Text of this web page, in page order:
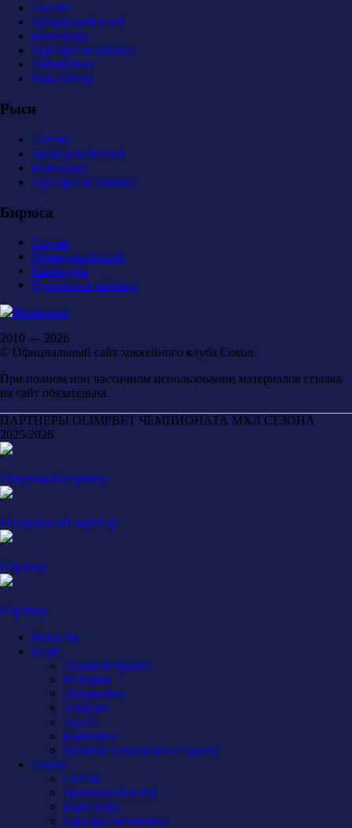
Состав
Тренерский штаб
Календарь
Турнирная таблица
Атрибутика
Фан-сектор
Рыси
Состав
Тренерский штаб
Календарь
Турнирная таблица
Бирюса
Состав
Тренерский штаб
Календарь
Турнирная таблица
2010 — 2026
© Официальный сайт хоккейного клуба Сокол
При полном или частичном использовании материалов ссылка
на сайт обязательна.
ПАРТНЕРЫ OLIMPBET ЧЕМПИОНАТА МХЛ СЕЗОНА
2025/2026
Титульный партнер
Генеральный партнер
Партнер
Партнер
Новости
Клуб
Администрация
История
Документы
Закупки
Арена
Контакты
Правила поведения на арене
Сокол
Состав
Тренерский штаб
Календарь
Турнирная таблица